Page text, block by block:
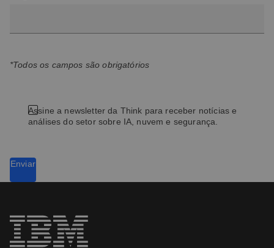
*Todos os campos são obrigatórios
Assine a newsletter da Think para receber notícias e
análises do setor sobre IA, nuvem e segurança.
Enviar